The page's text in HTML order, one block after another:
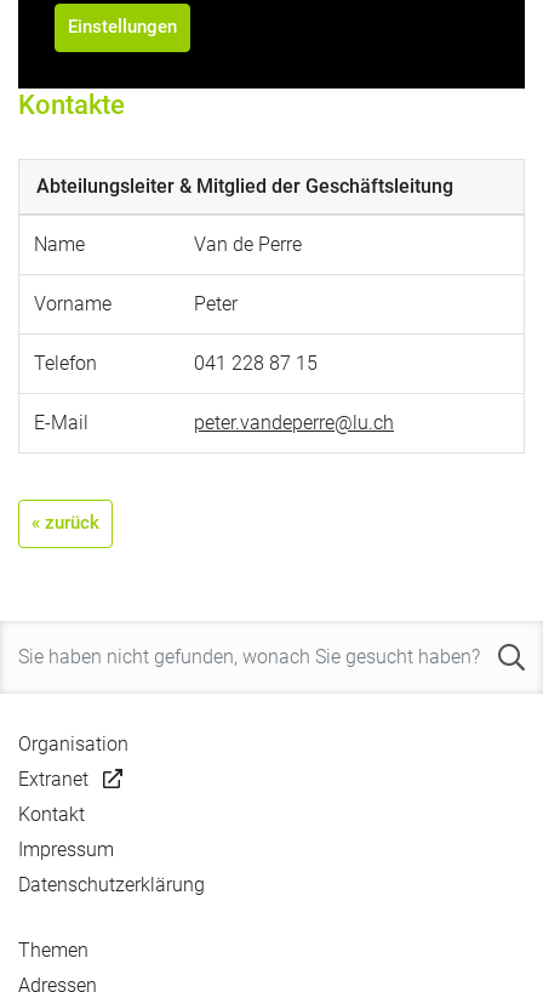
Einstellungen
Kontakte
Abteilungsleiter & Mitglied der Geschäftsleitung
Name Van de Perre
Vorname Peter
Telefon 041 228 87 15
E-Mail peter.vandeperre@lu.ch
« zurück
Organisation
Extranet
Kontakt
Impressum
Datenschutzerklärung
Themen
Adressen